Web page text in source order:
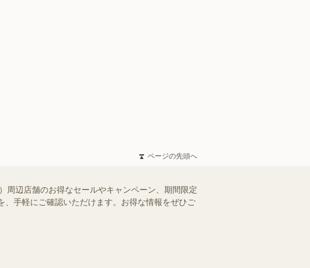
ページの先頭へ
周辺店舗のお得なセールやキャンペーン、期間限定
手軽にご確認いただけます。お得な情報をぜひご